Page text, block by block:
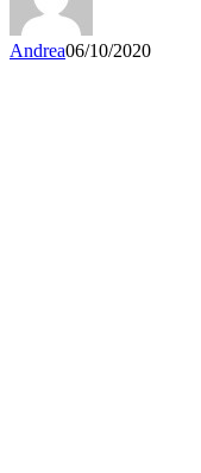
Andrea06/10/2020